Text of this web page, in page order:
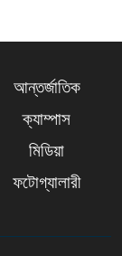
আন্তর্জাতিক
ক্যাম্পাস
মিডিয়া
ফটোগ্যালারী